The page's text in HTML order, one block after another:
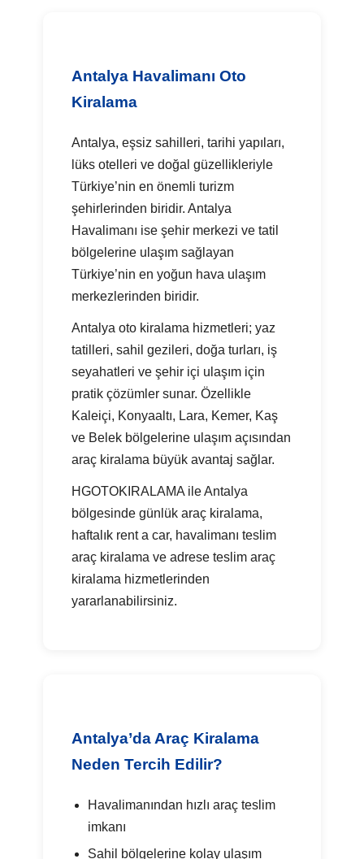
Antalya Havalimanı Oto
Kiralama
Antalya, eşsiz sahilleri, tarihi yapıları,
lüks otelleri ve doğal güzellikleriyle
Türkiye’nin en önemli turizm
şehirlerinden biridir. Antalya
Havalimanı ise şehir merkezi ve tatil
bölgelerine ulaşım sağlayan
Türkiye’nin en yoğun hava ulaşım
merkezlerinden biridir.
Antalya oto kiralama hizmetleri; yaz
tatilleri, sahil gezileri, doğa turları, iş
seyahatleri ve şehir içi ulaşım için
pratik çözümler sunar. Özellikle
Kaleiçi, Konyaaltı, Lara, Kemer, Kaş
ve Belek bölgelerine ulaşım açısından
araç kiralama büyük avantaj sağlar.
HGOTOKIRALAMA ile Antalya
bölgesinde günlük araç kiralama,
haftalık rent a car, havalimanı teslim
araç kiralama ve adrese teslim araç
kiralama hizmetlerinden
yararlanabilirsiniz.
Antalya’da Araç Kiralama
Neden Tercih Edilir?
Havalimanından hızlı araç teslim
imkanı
Sahil bölgelerine kolay ulaşım